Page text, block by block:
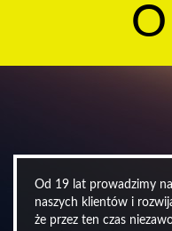
Od 19 lat prowadzimy
naszych klientów i
że przez ten czas